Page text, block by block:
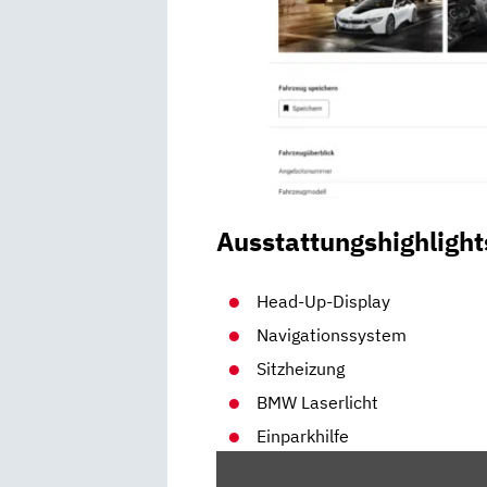
Head-Up-Display
Navigationssystem
Sitzheizung
BMW Laserlicht
Einparkhilfe